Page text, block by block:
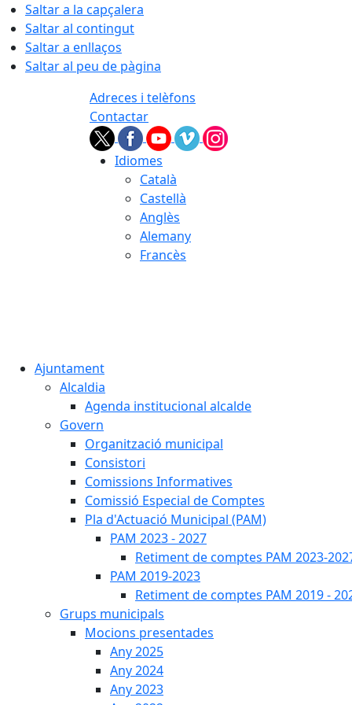
Saltar a la capçalera
Saltar al contingut
Saltar a enllaços
Saltar al peu de pàgina
Adreces i telèfons
Contactar
Idiomes
Català
Castellà
Anglès
Alemany
Francès
Ajuntament
Alcaldia
Agenda institucional alcalde
Govern
Organització municipal
Consistori
Comissions Informatives
Comissió Especial de Comptes
Pla d'Actuació Municipal (PAM)
PAM 2023 - 2027
Retiment de comptes PAM 2023-
PAM 2019-2023
Retiment de comptes PAM 2019 -
Grups municipals
Mocions presentades
Any 2025
Any 2024
Any 2023